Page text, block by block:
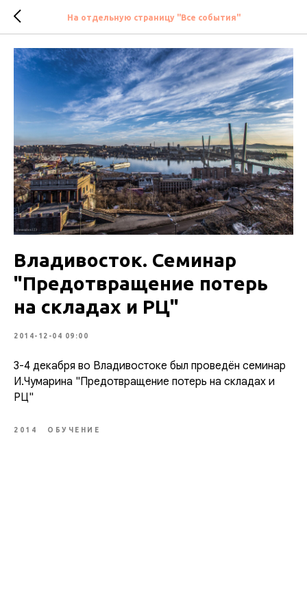
На отдельную страницу "Все события"
Владивосток. Семинар
"Предотвращение потерь
на складах и РЦ"
2014-12-04 09:00
3-4 декабря во Владивостоке был проведён семинар
И.Чумарина "Предотвращение потерь на складах и
РЦ"
2014 ОБУЧЕНИЕ